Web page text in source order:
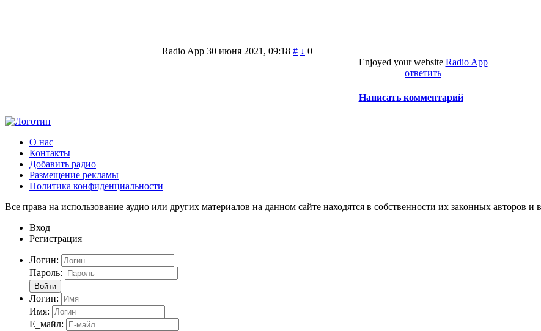
Radio App 30 июня 2021, 09:18 # ↓ 0
Enjoyed your website Radio App
ответить
Написать комментарий
О нас
Контакты
Добавить радио
Размещение рекламы
Политика конфиденциальности
Все права на использование аудио или других материалов на данном сайте находятся в собственности их законных авторов и
Вход
Регистрация
Логин:
Пароль:
Войти
Логин:
Имя:
Е_майл: